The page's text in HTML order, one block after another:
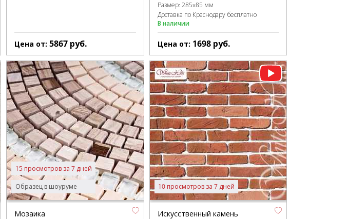
Цена от:5867 руб.
Размер: 285x85 мм
Доставка по Краснодару бесплатно
В наличии
Цена от: 1698 руб.
Образец в шоуруме
15 просмотров за 7 дней
Мозаика
10 просмотров за 7 дней
Искусственный камень